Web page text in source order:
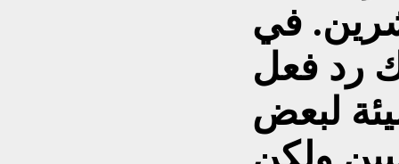
في
رد فعل
لبعض